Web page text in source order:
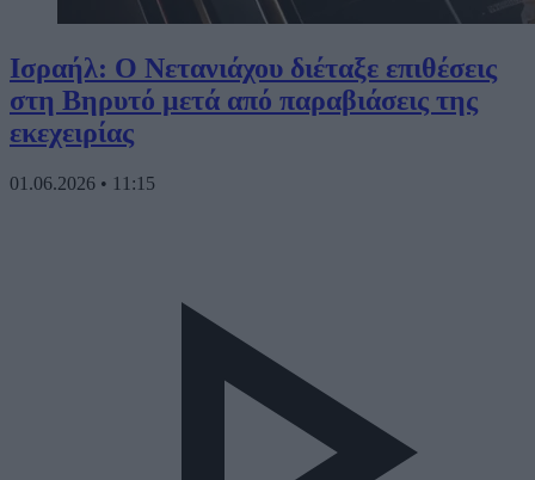
Ισραήλ: Ο Νετανιάχου διέταξε επιθέσεις
στη Βηρυτό μετά από παραβιάσεις της
εκεχειρίας
01.06.2026 • 11:15